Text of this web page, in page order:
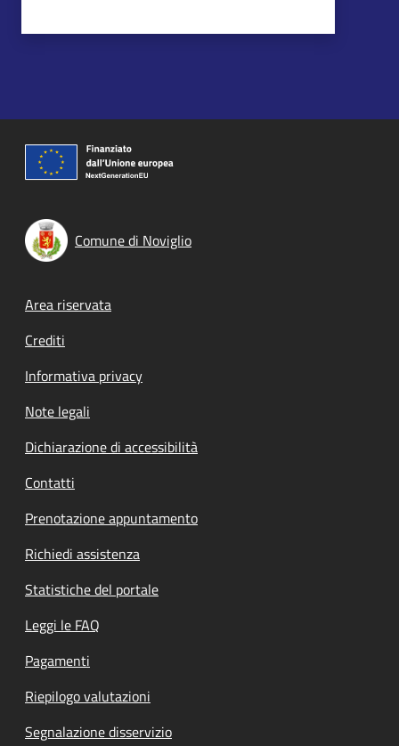
Comune di Noviglio
Footer menu
Area riservata
Crediti
Informativa privacy
Note legali
Dichiarazione di accessibilità
Contatti
Prenotazione appuntamento
Richiedi assistenza
Statistiche del portale
Leggi le FAQ
Pagamenti
Riepilogo valutazioni
Segnalazione disservizio